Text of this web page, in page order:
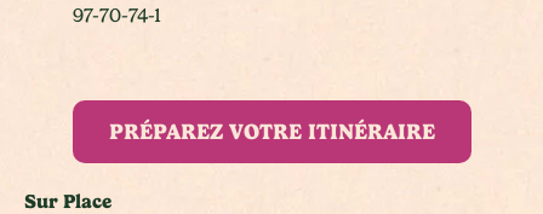
97-70-74-1
PRÉPAREZ VOTRE ITINÉRAIRE
Sur Place